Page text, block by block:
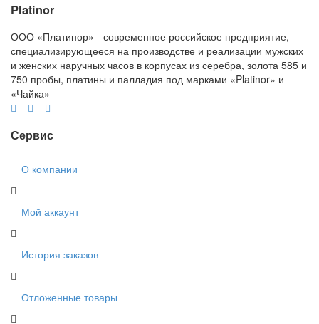
Platinor
ООО «Платинор» - современное российское предприятие,
специализирующееся на производстве и реализации мужских
и женских наручных часов в корпусах из серебра, золота 585 и
750 пробы, платины и палладия под марками «Platinor» и
«Чайка»
Сервис
О компании
Мой аккаунт
История заказов
Отложенные товары